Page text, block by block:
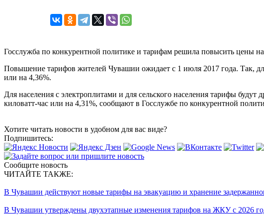
Госслужба по конкурентной политике и тарифам решила повысить цены
Повышение тарифов жителей Чувашии ожидает с 1 июля 2017 года. Так,
или на 4,36%.
Для населения с электроплитами и для сельского населения тарифы
киловатт-час или на 4,31%, сообщают в Госслужбе по конкурентной
Хотите читать новости в удобном для вас виде?
Подпишитесь:
Сообщите новость
ЧИТАЙТЕ ТАКЖЕ:
В Чувашии действуют новые тарифы на эвакуацию и хранение
В Чувашии утверждены двухэтапные изменения тарифов на ЖКУ с 2026